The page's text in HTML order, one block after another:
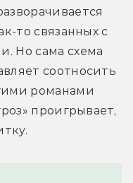
то связанных с
Но сама схема
соотносить
романами
проигрывает,